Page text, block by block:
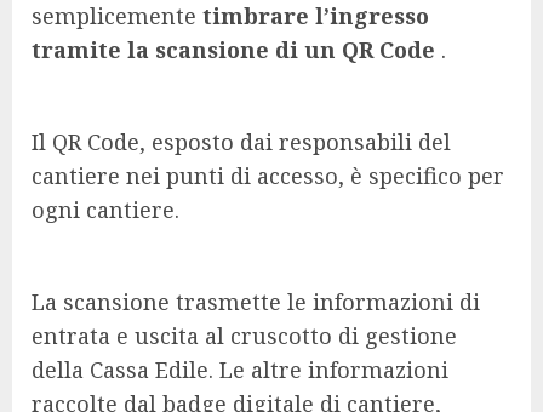
semplicemente timbrare l’ingresso
tramite la scansione di un QR Code .
Il QR Code, esposto dai responsabili del
cantiere nei punti di accesso, è specifico per
ogni cantiere.
La scansione trasmette le informazioni di
entrata e uscita al cruscotto di gestione
della Cassa Edile. Le altre informazioni
raccolte dal badge digitale di cantiere,